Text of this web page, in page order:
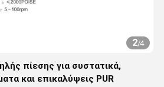
2/4
πίεσης για συστατικά,
και επικαλύψεις PUR